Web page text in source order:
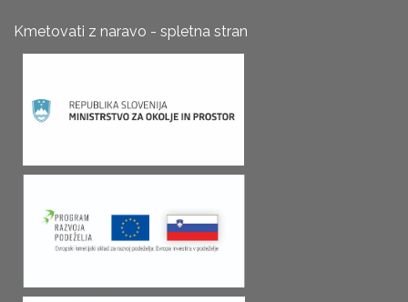
Kmetovati z naravo - spletna stran